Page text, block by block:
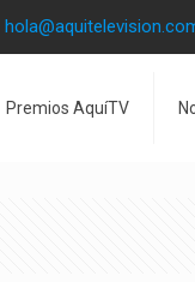
Premios AquíTV